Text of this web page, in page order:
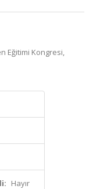
Eğitimi Kongresi,
Hayır